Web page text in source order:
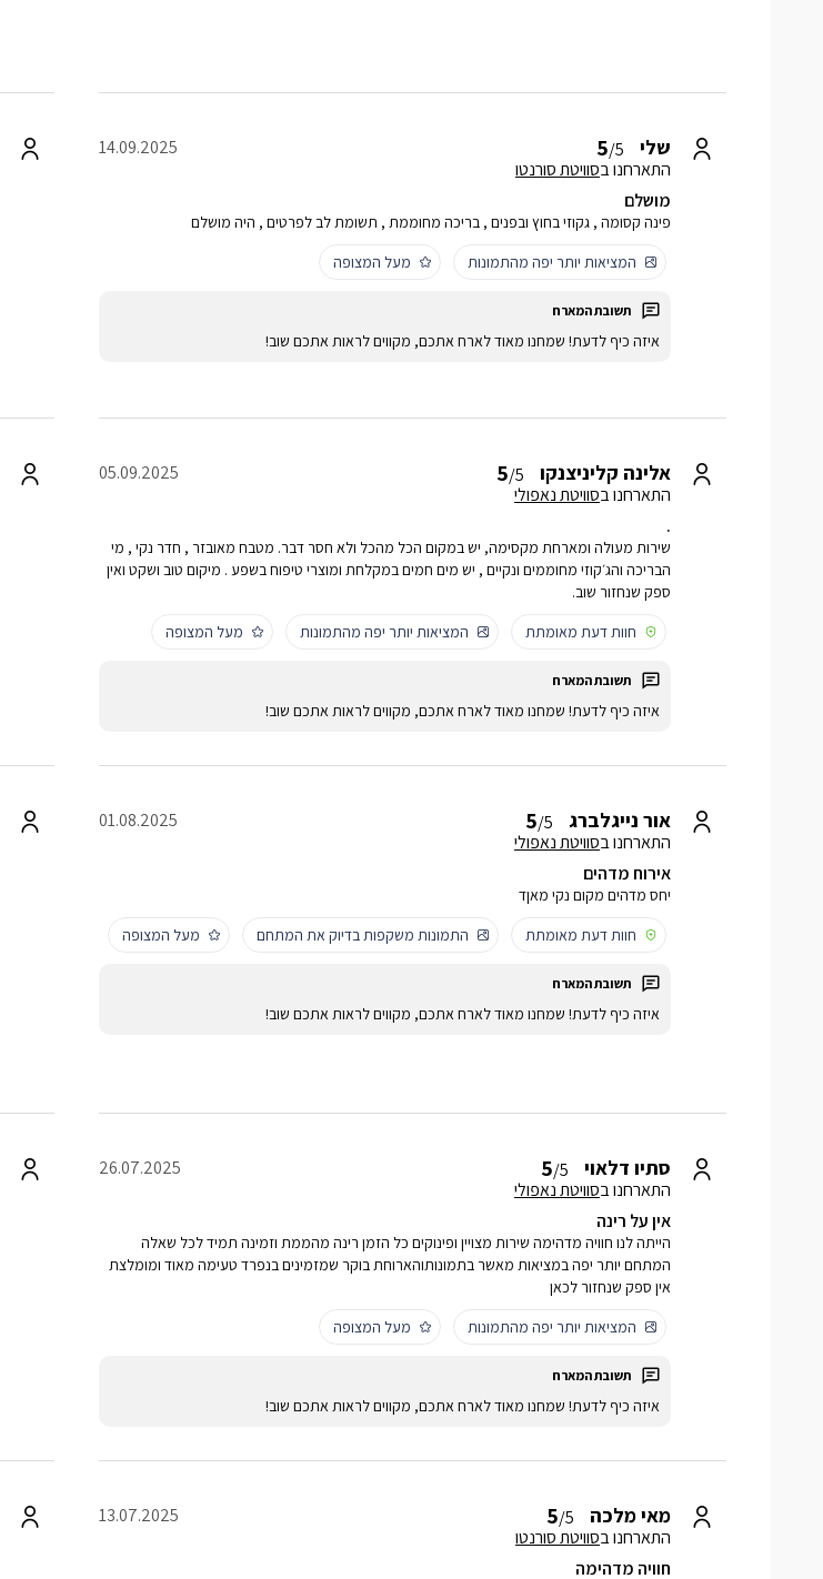
שלי 5/5
התארחנו בסוויטת סורנטו
14.09.2025
מושלם
פינה קסומה , גקוזי בחוץ ובפנים , בריכה מחוממת , תשומת לב לפרטים , היה מושלם
המציאות יותר יפה מהתמונות
מעל המצופה
איזה כיף לדעת! שמחנו מאוד לארח אתכם, מקווים לראות אתכם שוב!
אלינה קליניצנקו 5/5
התארחנו בסוויטת נאפולי
05.09.2025
.
שירות מעולה ומארחת מקסימה, יש במקום הכל מהכל ולא חסר דבר. מטבח מאובזר , חדר נקי , מי
הבריכה והג׳קוזי מחוממים ונקיים , יש מים חמים במקלחת ומוצרי טיפוח בשפע . מיקום טוב ושקט ואין
ספק שנחזור שוב.
חוות דעת מאומתת
המציאות יותר יפה מהתמונות מעל המצופה
איזה כיף לדעת! שמחנו מאוד לארח אתכם, מקווים לראות אתכם שוב!
אור נייגלברג 5/5
התארחנו בסוויטת נאפולי
01.08.2025
אירוח מדהים
יחס מדהים מקום נקי מאןד
חוות דעת מאומתת
התמונות משקפות בדיוק את המתחם מעל המצופה
איזה כיף לדעת! שמחנו מאוד לארח אתכם, מקווים לראות אתכם שוב!
סתיו דלאוי 5/5
התארחנו בסוויטת נאפולי
26.07.2025
אין על רינה
הייתה לנו חוויה מדהימה שירות מצויין ופינוקים כל הזמן רינה מהממת וזמינה תמיד לכל שאלה
המתחם יותר יפה במציאות מאשר בתמונותוהארוחת בוקר שמזמינים בנפרד טעימה מאוד ומומלצת
אין ספק שנחזור לכאן
המציאות יותר יפה מהתמונות
מעל המצופה
איזה כיף לדעת! שמחנו מאוד לארח אתכם, מקווים לראות אתכם שוב!
מאי מלכה 5/5
התארחנו בסוויטת סורנטו
13.07.2025
חוויה מדהימה